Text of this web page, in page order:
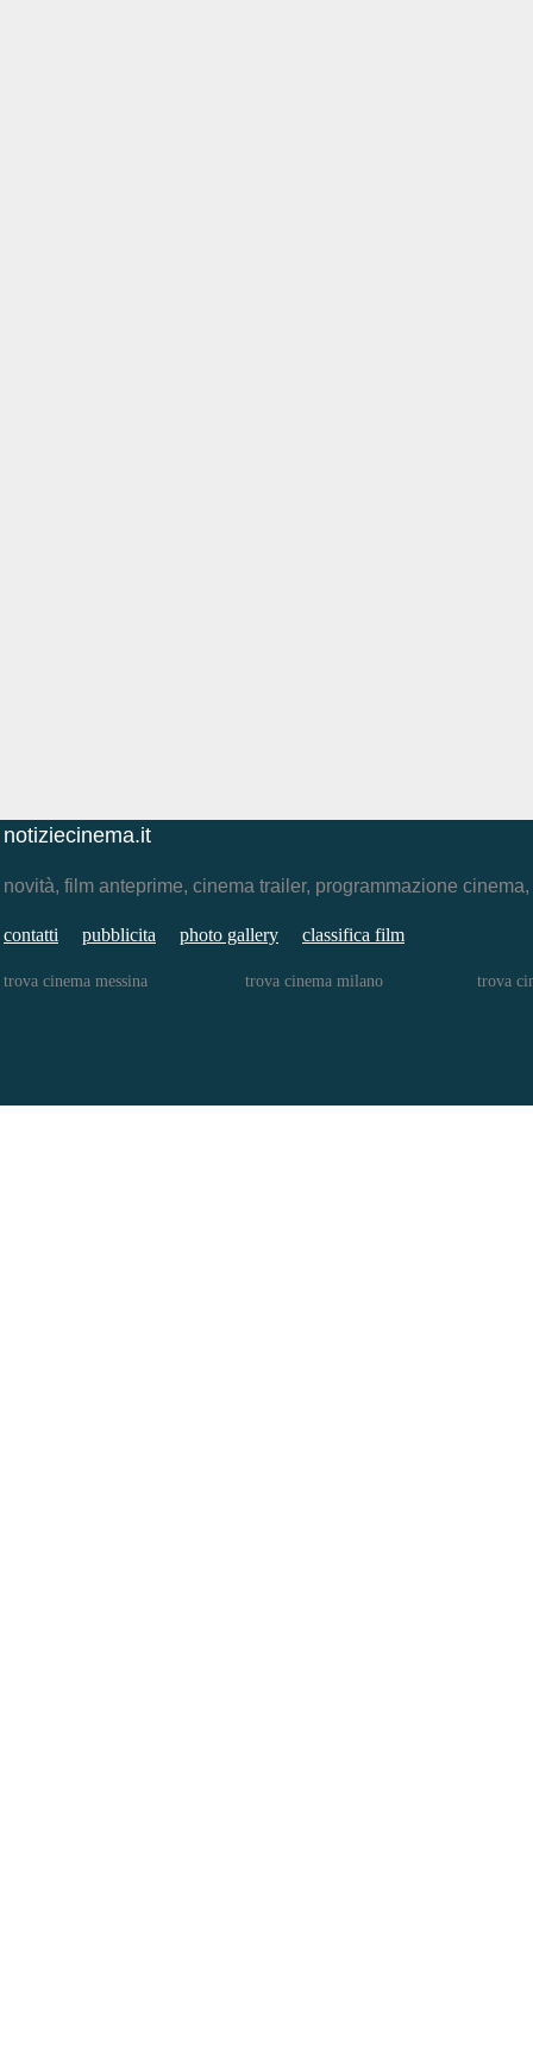
notiziecinema.it
novità, film anteprime, cinema trailer, programmazione
contatti pubblicita photo gallery classifica film
trova cinema messina trova cinema milano trova